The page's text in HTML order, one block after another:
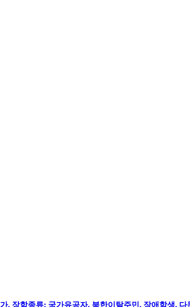
가. 장학종류: 국가유공자, 북한이탈주민, 장애학생,